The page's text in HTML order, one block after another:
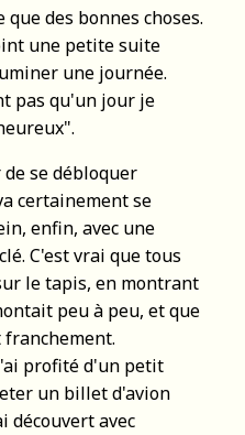
des bonnes choses.
une petite suite
une journée.
pas qu'un jour je
se débloquer
certainement se
enfin, avec une
C'est vrai que tous
le tapis, en montrant
peu à peu, et que
profité d'un petit
un billet d'avion
découvert avec